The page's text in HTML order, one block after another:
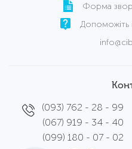
Форма
Допоможіть
(093) 762 - 28 - 99
(067) 919 - 34 - 40
(099) 180 - 07 - 02